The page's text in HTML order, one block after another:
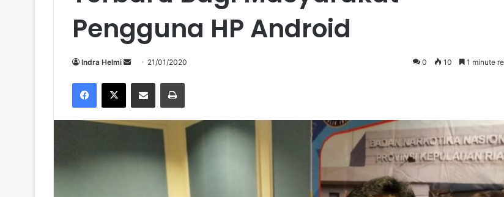
Pengguna HP Android
Indra Helmi
Send
email
21/01/2020 0 10 1 minute
Facebook
X Share via Email Print